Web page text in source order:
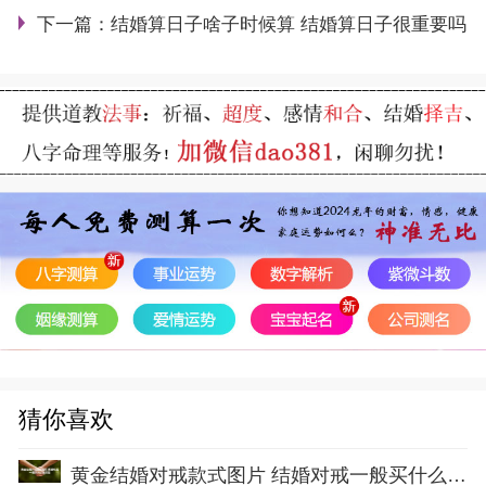
下一篇： 结婚算日子啥子时候算 结婚算日子很重要吗
猜你喜欢
黄金结婚对戒款式图片 结婚对戒一般买什么材质